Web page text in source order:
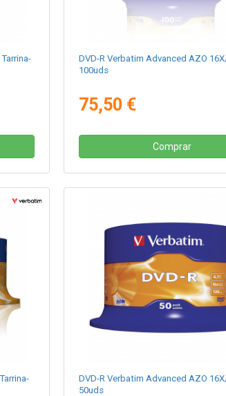
DVD-R Verbatim Advanced AZO
100uds
75,50 €
Comprar
DVD-R Verbatim Advanced AZO
50uds